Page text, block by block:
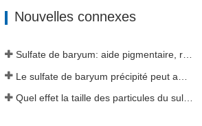
Nouvelles connexes
Sulfate de baryum: aide pigmentaire, remplissage et activateur dans plusieurs industries